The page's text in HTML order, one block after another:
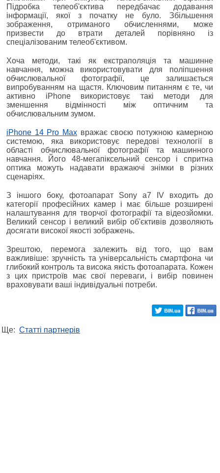
Підробка телеоб'єктива передбачає додавання
інформації, якої з початку не було. Збільшення
зображення, отриманого обчисленнями, може
призвести до втрати деталей порівняно із
спеціалізованим телеоб'єктивом.
Хоча методи, такі як екстраполяція та машинне
навчання, можна використовувати для поліпшення
обчислювальної фотографії, це залишається
випробуванням на щастя. Ключовим питанням є те, чи
активно iPhone використовує такі методи для
зменшення відмінності між оптичним та
обчислювальним зумом.
iPhone 14 Pro Maxвражає своєю потужною камерною
системою, яка використовує передові технології в
області обчислювальної фотографії та машинного
навчання. Його 48-мегапіксельний сенсор і спритна
оптика можуть надавати вражаючі знімки в різних
сценаріях.
З іншого боку, фотоапарат Sony a7 IV входить до
категорії професійних камер і має більше розширені
налаштування для творчої фотографії та відеозйомки.
Великий сенсор і великий вибір об'єктивів дозволяють
досягати високої якості зображень.
Зрештою, перемога залежить від того, що вам
важливіше: зручність та універсальність смартфона чи
глибокий контроль та висока якість фотоапарата. Кожен
з цих пристроїв має свої переваги, і вибір повинен
враховувати ваші індивідуальні потреби.
Ще: Статті партнерів